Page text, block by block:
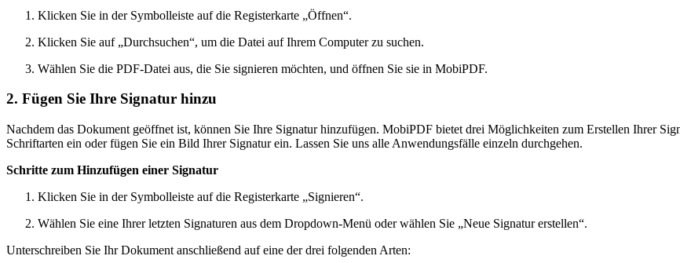
Klicken Sie in der Symbolleiste auf die Registerkarte „Öffnen“.
Klicken Sie auf „Durchsuchen“, um die Datei auf Ihrem Computer zu suchen.
Wählen Sie die PDF-Datei aus, die Sie signieren möchten, und öffnen Sie sie in MobiPDF.
2. Fügen Sie Ihre Signatur hinzu
Nachdem das Dokument geöffnet ist, können Sie Ihre Signatur hinzufügen. MobiPDF bietet drei Möglichkeiten zum Erstellen Ihrer
Schriftarten ein oder fügen Sie ein Bild Ihrer Signatur ein. Lassen Sie uns alle Anwendungsfälle einzeln durchgehen.
Schritte zum Hinzufügen einer Signatur
Klicken Sie in der Symbolleiste auf die Registerkarte „Signieren“.
Wählen Sie eine Ihrer letzten Signaturen aus dem Dropdown-Menü oder wählen Sie „Neue Signatur erstellen“.
Unterschreiben Sie Ihr Dokument anschließend auf eine der drei folgenden Arten: